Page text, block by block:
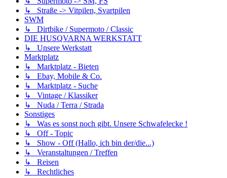
↳ Straße -> Vitpilen, Svartpilen
SWM
↳ Dirtbike / Supermoto / Classic
DIE HUSQVARNA WERKSTATT
↳ Unsere Werkstatt
Marktplatz
↳ Marktplatz - Bieten
↳ Ebay, Mobile & Co.
↳ Marktplatz - Suche
↳ Vintage / Klassiker
↳ Nuda / Terra / Strada
Sonstiges
↳ Was es sonst noch gibt. Unsere Schwafelecke !
↳ Off - Topic
↳ Show - Off (Hallo, ich bin der/die...)
↳ Veranstaltungen / Treffen
↳ Reisen
↳ Rechtliches